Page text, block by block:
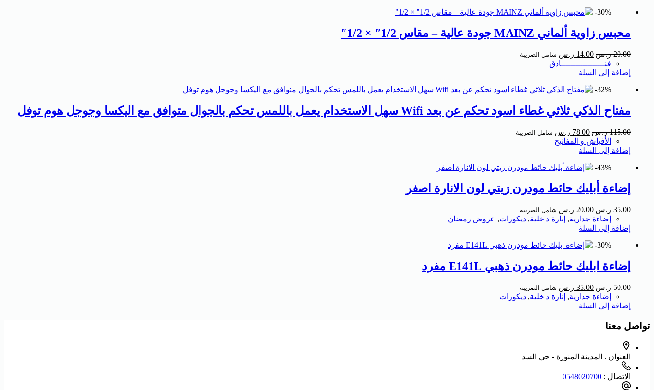
30%-
محبس زاوية ألماني MAINZ جودة عالية – مقاس 1/2″ × 1/2″
20.00 ر.س 14.00 ر.س شامل الضريبة
فنــــــــــــــــــادق
إضافة إلى السلة
32%-
مفتاح الذكي ثلاثي غطاء اسود تحكم عن بعد Wifi سهل الاستخدام يعمل باللمس تحكم بالجوال متوافق مع اليكسا وجوجل هوم توفل
115.00 ر.س 78.00 ر.س شامل الضريبة
الأفياش و المفاتيح
إضافة إلى السلة
43%-
إضاءة أبليك حائط مودرن زيتي لون الانارة اصفر
35.00 ر.س 20.00 ر.س شامل الضريبة
إضاءة جدارية, إنارة داخلية, ديكورات, عروض رمضان
إضافة إلى السلة
30%-
إضاءة ابليك حائط مودرن ذهبي E141L مفرد
50.00 ر.س 35.00 ر.س شامل الضريبة
إضاءة جدارية, إنارة داخلية, ديكورات
إضافة إلى السلة
تواصل معنا
العنوان : المدينة المنورة - حي السد
الاتصال : 0548020700